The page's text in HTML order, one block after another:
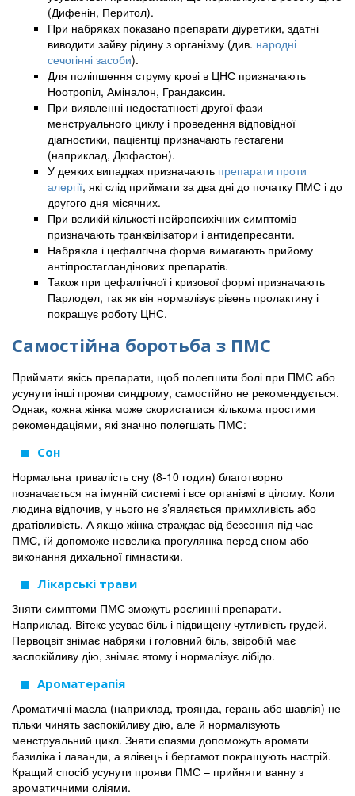
(Дифенін, Перитол).
При набряках показано препарати діуретики, здатні
виводити зайву рідину з організму (див. народні
сечогінні засоби).
Для поліпшення струму крові в ЦНС призначають
Ноотропіл, Аміналон, Грандаксин.
При виявленні недостатності другої фази
менструального циклу і проведення відповідної
діагностики, пацієнтці призначають гестагени
(наприклад, Дюфастон).
У деяких випадках призначають препарати проти
алергії, які слід приймати за два дні до початку ПМС і до
другого дня місячних.
При великій кількості нейропсихічних симптомів
призначають транквілізатори і антидепресанти.
Набрякла і цефалгічна форма вимагають прийому
антіпростагландінових препаратів.
Також при цефалгічної і кризової формі призначають
Парлодел, так як він нормалізує рівень пролактину і
покращує роботу ЦНС.
Самостійна боротьба з ПМС
Приймати якісь препарати, щоб полегшити болі при ПМС або
усунути інші прояви синдрому, самостійно не рекомендується.
Однак, кожна жінка може скористатися кількома простими
рекомендаціями, які значно полегшать ПМС:
Сон
Нормальна тривалість сну (8-10 годин) благотворно
позначається на імунній системі і все організмі в цілому. Коли
людина відпочив, у нього не з’являється примхливість або
дратівливість. А якщо жінка страждає від безсоння під час
ПМС, їй допоможе невелика прогулянка перед сном або
виконання дихальної гімнастики.
Лікарські трави
Зняти симптоми ПМС зможуть рослинні препарати.
Наприклад, Вітекс усуває біль і підвищену чутливість грудей,
Первоцвіт знімає набряки і головний біль, звіробій має
заспокійливу дію, знімає втому і нормалізує лібідо.
Ароматерапія
Ароматичні масла (наприклад, троянда, герань або шавлія) не
тільки чинять заспокійливу дію, але й нормалізують
менструальний цикл. Зняти спазми допоможуть аромати
базиліка і лаванди, а ялівець і бергамот покращують настрій.
Кращий спосіб усунути прояви ПМС – прийняти ванну з
ароматичними оліями.